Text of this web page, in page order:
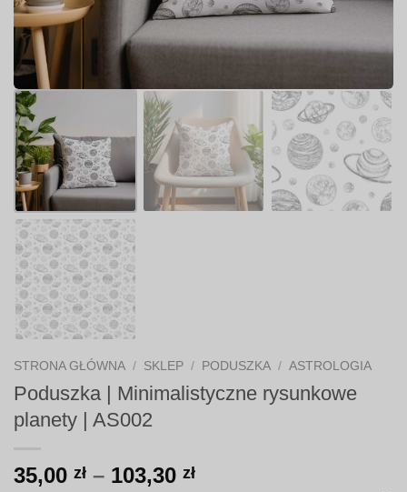
STRONA GŁÓWNA / SKLEP / PODUSZKA / ASTROLOGIA
Poduszka | Minimalistyczne rysunkowe
planety | AS002
35,00 zł – 103,30 złZakres